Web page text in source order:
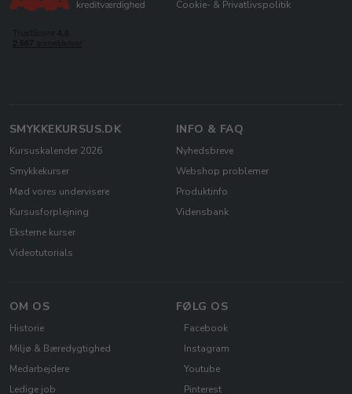
Cookie- & Privatlivspolitik
SMYKKEKURSUS.DK
Kursuskalender 2026
Smykkekurser
Mød vores undervisere
Kursusforplejning
Eksterne kurser
Videotutorials
INFO & FAQ
Nyhedsbreve
Webshop problemer
Produktinfo
Vidensbank
OM OS
Historie
Miljø & Bæredygtighed
Medarbejdere
Ledige job
FØLG OS
Facebook
Instagram
Youtube
Pinterest